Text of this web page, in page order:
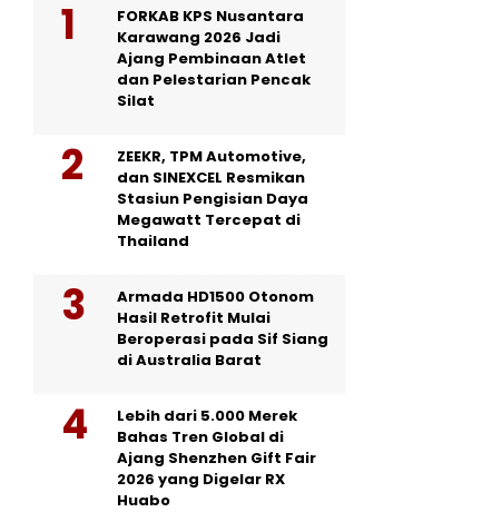
FORKAB KPS Nusantara
Karawang 2026 Jadi
Ajang Pembinaan Atlet
dan Pelestarian Pencak
Silat
ZEEKR, TPM Automotive,
dan SINEXCEL Resmikan
Stasiun Pengisian Daya
Megawatt Tercepat di
Thailand
Armada HD1500 Otonom
Hasil Retrofit Mulai
Beroperasi pada Sif Siang
di Australia Barat
Lebih dari 5.000 Merek
Bahas Tren Global di
Ajang Shenzhen Gift Fair
2026 yang Digelar RX
Huabo